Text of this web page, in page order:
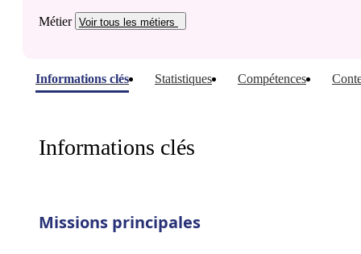
Métier Voir tous les métiers
Informations clés Statistiques Compétences
Informations clés
Missions principales